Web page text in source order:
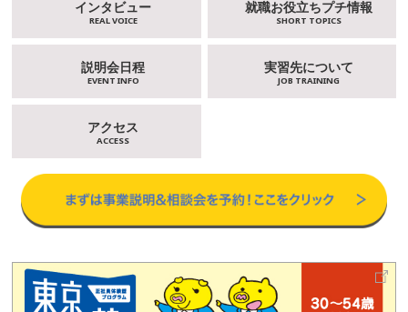
インタビュー
REAL VOICE
就職お役立ちプチ情報
SHORT TOPICS
説明会日程
EVENT INFO
実習先について
JOB TRAINING
アクセス
ACCESS